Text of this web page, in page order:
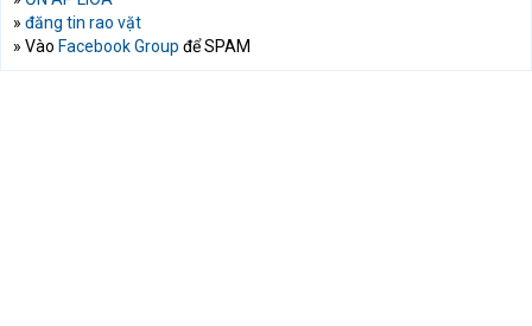
» đăng tin rao vặt
» Vào Facebook Group để SPAM